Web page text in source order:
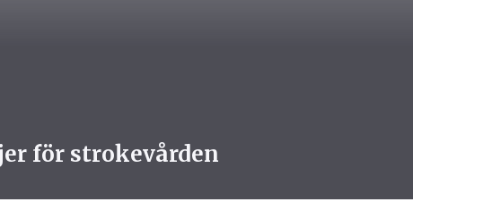
för strokevården